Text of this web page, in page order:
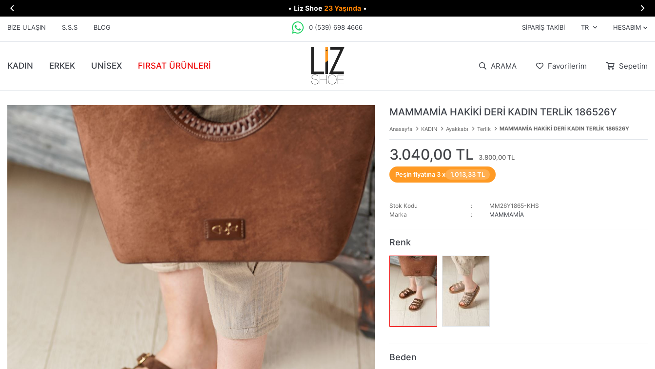
 • Liz Shoe 23 Yaşında • 
BIZE ULAŞIN S.S.S BLOG 0 (539) 698 4666 SIPARIŞ TAKIBI TR HESABIM
KADIN ERKEK UNİSEX FIRSAT ÜRÜNLERI ARAMA Favorilerim Sepetim
MAMMAMİA HAKİKİ DERİ KADIN TERLİK 186526Y
Anasayfa KADIN Ayakkabı Terlik MAMMAMİA HAKİKİ DERİ KADIN TERLİK 186526Y
3.040,00 TL 3.800,00 TL
Peşin fiyatına 3 x 1.013,33 TL
Stok Kodu
MM26Y1865-KHS
Marka
MAMMAMİA
Renk
Beden